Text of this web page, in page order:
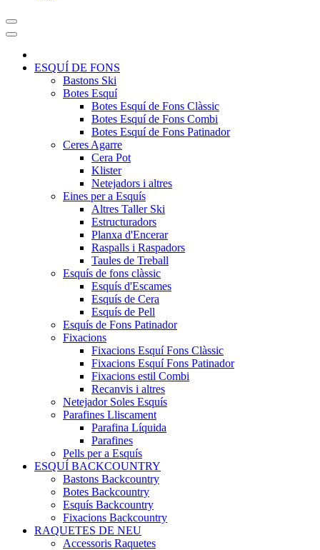
ESQUÍ DE FONS
Bastons Ski
Botes Esquí
Botes Esquí de Fons Clàssic
Botes Esquí de Fons Combi
Botes Esquí de Fons Patinador
Ceres Agarre
Cera Pot
Klister
Netejadors i altres
Eines per a Esquís
Altres Taller Ski
Estructuradors
Planxa d'Encerar
Raspalls i Raspadors
Taules de Treball
Esquís de fons clàssic
Esquís d'Escames
Esquís de Cera
Esquís de Pell
Esquís de Fons Patinador
Fixacions
Fixacions Esquí Fons Clàssic
Fixacions Esquí Fons Patinador
Fixacions estil Combi
Recanvis i altres
Netejador Soles Esquís
Parafines Lliscament
Parafina Líquida
Parafines
Pells per a Esquís
ESQUÍ BACKCOUNTRY
Bastons Backcountry
Botes Backcountry
Esquís Backcountry
Fixacions Backcountry
RAQUETES DE NEU
Accessoris Raquetes